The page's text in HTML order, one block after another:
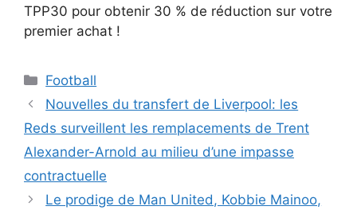
TPP30 pour obtenir 30 % de réduction sur votre
premier achat !
Catégories
Football
Nouvelles du transfert de Liverpool: les
Reds surveillent les remplacements de Trent
Alexander-Arnold au milieu d’une impasse
contractuelle
Le prodige de Man United, Kobbie Mainoo,